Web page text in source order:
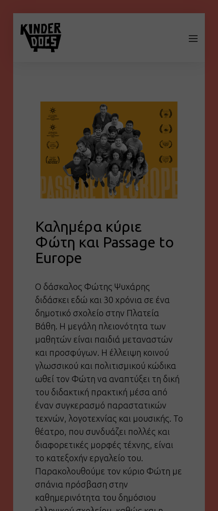
Καλημέρα κύριε
Φώτη και Passage to
Europe
Ο δάσκαλος Φώτης Ψυχάρης
διδάσκει εδώ και 30 χρόνια σε ένα
δημοτικό σχολείο στην Πλατεία
Βάθη. Η μεγάλη πλειονότητα των
μαθητών είναι παιδιά μεταναστών
και προσφύγων. Η έλλειψη κοινού
γλωσσικού και πολιτισμικού κώδικα
ωθεί τον Φώτη να αναπτύξει τη δική
του διδακτική πρακτική μέσα από
έναν συγκερασμό παραστατικών
τεχνών, λογοτεχνίας και μουσικής. Το
θέατρο, που συνδυάζει πολλές και
διαφορετικές μορφές τέχνης, είναι
το κατεξοχήν εργαλείο του.
Παρακολουθούμε τον κύριο Φώτη με
σπάνια πρόσβαση στην
καθημερινότητα του δημόσιου